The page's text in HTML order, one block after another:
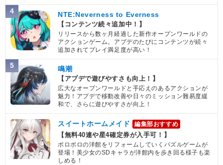
4 NTE:Neverness to Everness
【コンテンツ続々追加中！】
リリースから数ヶ月経過した新作オープンワールドの
アクションゲーム。アプデのたびにコンテンツが続々
追加されてプレイ満足度が高い！
5 鳴潮
【アプデで遊びやすさも向上！】
広大なオープンワールドと手応えのあるアクションが
魅力！アプデで移動改善や日々のミッション難易度緩
和で、さらに遊びやすさが向上！
スイートホームメイド 編集部おすすめ
【無料40連や星4確定券が入手可！】
ボロボロの洋館をリフォームしていくパズルゲームが
登場！美少女のSDキャラが洋館内を歩き回る様子も楽
しめる！